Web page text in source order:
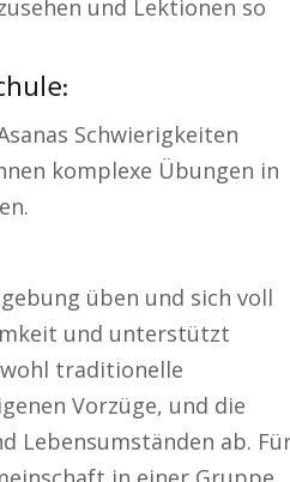
und Lektionen so
Schwierigkeiten
komplexe Übungen in
üben und sich voll
und unterstützt
traditionelle
Vorzüge, und die
Lebensumständen ab.